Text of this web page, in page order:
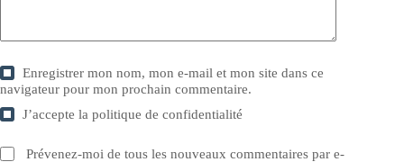
Enregistrer mon nom, mon e-mail et mon site dans ce
navigateur pour mon prochain commentaire.
J’accepte lapolitique de confidentialité
Prévenez-moi de tous les nouveaux commentaires par e-